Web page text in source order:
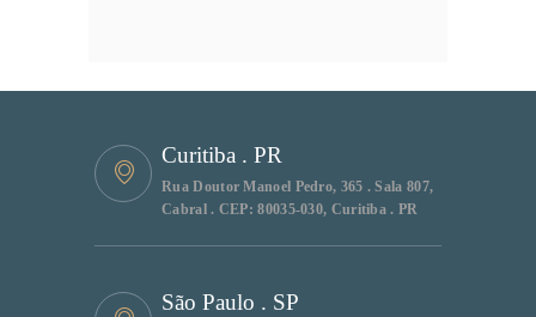
Curitiba . PR
Rua Doutor Manoel Pedro, 365 . Sala 807,
Cabral . CEP: 80035-030, Curitiba . PR
São Paulo . SP